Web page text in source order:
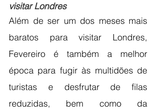
visitar Londres
Além de ser um dos meses mais
baratos para visitar Londres,
Fevereiro é também a melhor
época para fugir às multidões de
turistas e desfrutar de filas
reduzidas, bem como da